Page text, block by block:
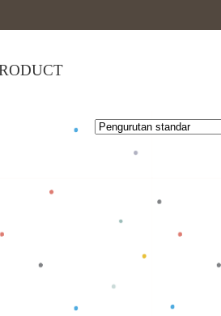
Baca